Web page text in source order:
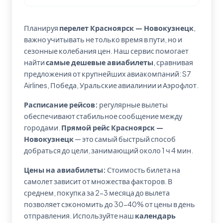
Планируя перелет Красноярск — Новокузнецк
важно учитывать не только время в пути, но и
сезонные колебания цен. Наш сервис помогает
найтисамые дешевые авиабилеты , сравнивая
предложения от крупнейших авиакомпаний: S7
Airlines, Победа, Уральские авиалинии и Аэрофлот.
Расписание рейсов: регулярные вылеты
обеспечивают стабильное сообщение между
городами. Прямой рейс Красноярск —
Новокузнецк— это самый быстрый способ
добраться до цели, занимающий около 1 ч 4 мин.
Цены на авиабилеты: Стоимость билета на
самолет зависит от множества факторов. В
среднем, покупка за 2-3 месяца до вылета
позволяет сэкономить до 30-40% от цены в день
отправления. Используйте наш календарь